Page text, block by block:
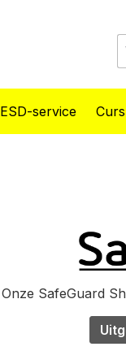
ESD-service
Onze SafeGuard